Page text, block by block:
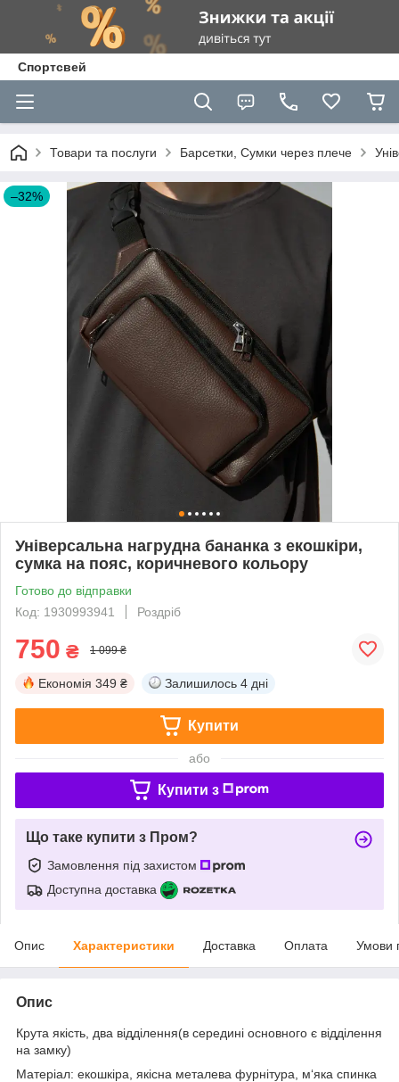
Спортсвей
Товари та послуги Барсетки, Сумки через плече
–32%
Універсальна нагрудна бананка з екошкіри,
сумка на пояс, коричневого кольору
Готово до відправки
Код: 1930993941
Роздріб
750 ₴ 1 099 ₴
Економія 349 ₴ Залишилось 4 дні
Купити
або
Купити з
Що таке купити з Пром?
Замовлення під захистом
Доступна доставка
Опис Характеристики Доставка Оплата Умови
Опис
Крута якість, два відділення(в середині основного є відділення
на замку)
Матеріал: екошкіра, якісна металева фурнітура, м‘яка спинка